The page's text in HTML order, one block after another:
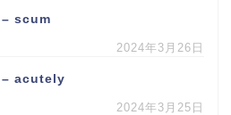
– scum
2024年3月26日
– acutely
2024年3月25日